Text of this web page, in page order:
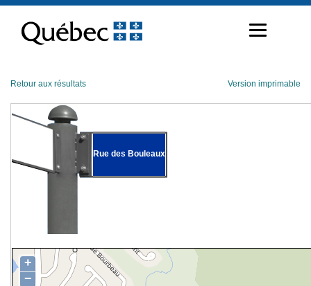
contenu
Retour aux résultats Version imprimable
Rue des Bouleaux
+
−